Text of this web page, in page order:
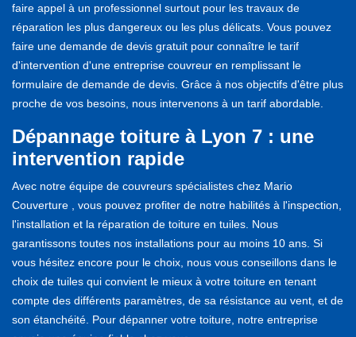
faire appel à un professionnel surtout pour les travaux de
réparation les plus dangereux ou les plus délicats. Vous pouvez
faire une demande de devis gratuit pour connaître le tarif
d'intervention d'une entreprise couvreur en remplissant le
formulaire de demande de devis. Grâce à nos objectifs d'être plus
proche de vos besoins, nous intervenons à un tarif abordable.
Dépannage toiture à Lyon 7 : une
intervention rapide
Avec notre équipe de couvreurs spécialistes chez Mario
Couverture , vous pouvez profiter de notre habilités à l'inspection,
l'installation et la réparation de toiture en tuiles. Nous
garantissons toutes nos installations pour au moins 10 ans. Si
vous hésitez encore pour le choix, nous vous conseillons dans le
choix de tuiles qui convient le mieux à votre toiture en tenant
compte des différents paramètres, de sa résistance au vent, et de
son étanchéité. Pour dépanner votre toiture, notre entreprise